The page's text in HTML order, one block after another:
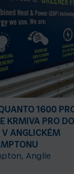
1600
KRMIVA PRO
V ANGLICKÉM
Anglie